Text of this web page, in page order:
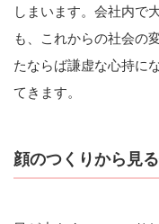
しまいます。会社内で
も、これからの社会の
たならば謙虚な心持に
てきます。
顔のつくりから見